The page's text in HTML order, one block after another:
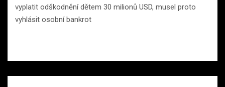
vyplatit odškodnění dětem 30 milionů USD, musel proto
vyhlásit osobní bankrot